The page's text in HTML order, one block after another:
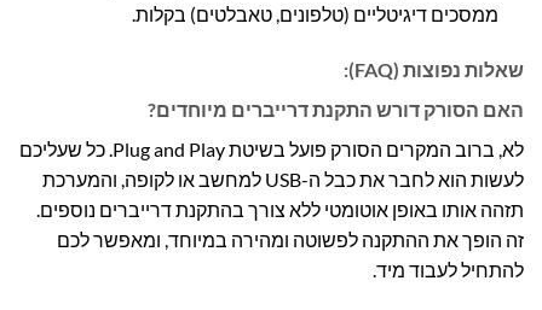
ממסכים דיגיטליים (טלפונים, טאבלטים) בקלות.
שאלות נפוצות (FAQ):
האם הסורק דורש התקנת דרייברים מיוחדים?
לא, ברוב המקרים הסורק פועל בשיטת Plug and Play. כל שעליכם
לעשות הוא לחבר את כבל ה-USB למחשב או לקופה, והמערכת
תזהה אותו באופן אוטומטי ללא צורך בהתקנת דרייברים נוספים.
זה הופך את ההתקנה לפשוטה ומהירה במיוחד, ומאפשר לכם
להתחיל לעבוד מיד.